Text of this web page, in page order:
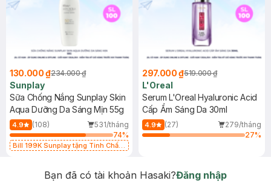
130.000 ₫234.000 ₫
Sunplay
Sữa Chống Nắng Sunplay Skin
Aqua Dưỡng Da Sáng Mịn 55g
4.9 (108)
531/tháng
74%
Bill 199K Sunplay tặng Tinh Chất
297.000 ₫519.000 ₫
L'Oreal
Serum L'Oreal Hyaluronic Acid
Cấp Ẩm Sáng Da 30ml
4.9 (27)
279/tháng
27%
Bạn đã có tài khoản Hasaki?Đăng nhập